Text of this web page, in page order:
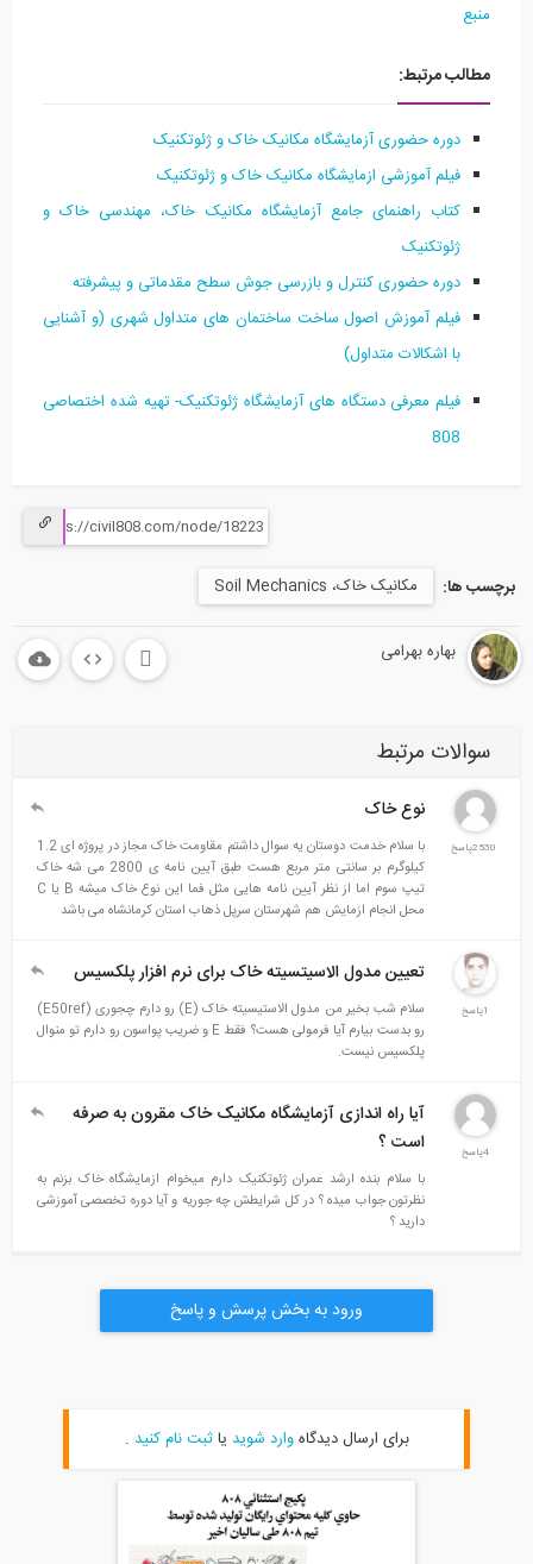
منبع
مطالب مرتبط:
دوره حضوری آزمایشگاه مکانیک خاک و ژئوتکنیک
فیلم آموزشی ازمایشگاه مکانیک خاک و ژئوتکنیک
کتاب راهنمای جامع آزمایشگاه مکانیک خاک، مهندسی خاک و
ژئوتکنیک
دوره حضوری کنترل و بازرسی جوش سطح مقدماتی و پیشرفته
فیلم آموزش اصول ساخت ساختمان های متداول شهری (و آشنایی
با اشکالات متداول)
فیلم معرفی دستگاه های آزمایشگاه ژئوتکنیک- تهیه شده اختصاصی
808
برچسب ها: مکانیک خاک، Soil Mechanics
بهاره بهرامی
سوالات مرتبط
2530پاسخ
نوع خاک
با سلام خدمت دوستان یه سوال داشتم مقاومت خاک مجاز در پروژه ای 1.2
کیلوگرم بر سانتی متر مربع هست طبق آیین نامه ی 2800 می شه خاک
تیپ سوم اما از نظر آیین نامه هایی مثل فما این نوع خاک میشه B یا C
محل انجام ازمایش هم شهرستان سرپل ذهاب استان کرمانشاه می باشد
تعیین مدول الاسیتسیته خاک برای نرم افزار پلکسیس
سلام شب بخیر من مدول الاستیسیته خاک (E) رو دارم چجوری (E50ref)
رو بدست بیارم آیا فرمولی هست؟ فقط E و ضریب پواسون رو دارم تو منوال
پلکسیس نیست.
4پاسخ
آیا راه اندازی آزمایشگاه مکانیک خاک مقرون به صرفه
است ؟
با سلام بنده ارشد عمران ژئوتکنیک دارم میخوام ازمایشگاه خاک بزنم به
نظرتون جواب میده ؟ در کل شرایطش چه جوریه و آیا دوره تخصصی آموزشی
دارید ؟
ورود به بخش پرسش و پاسخ
برای ارسال دیدگاهوارد شویدیاثبت نام کنید.